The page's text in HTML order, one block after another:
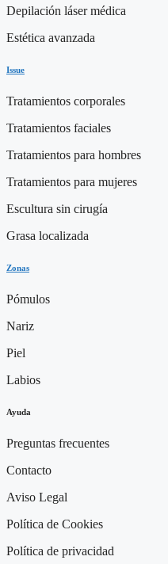
Depilación láser médica
Estética avanzada
Issue
Tratamientos corporales
Tratamientos faciales
Tratamientos para hombres
Tratamientos para mujeres
Escultura sin cirugía
Grasa localizada
Zonas
Pómulos
Nariz
Piel
Labios
Ayuda
Preguntas frecuentes
Contacto
Aviso Legal
Política de Cookies
Política de privacidad